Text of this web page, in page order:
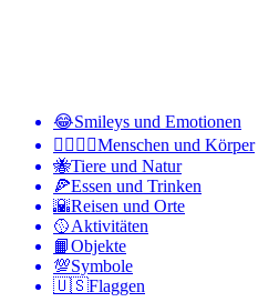
😂Smileys und Emotionen
👩‍❤️‍💋‍👨Menschen und Körper
🐝Tiere und Natur
🍕Essen und Trinken
🌇Reisen und Orte
🥎Aktivitäten
📙Objekte
💯Symbole
🇺🇸Flaggen